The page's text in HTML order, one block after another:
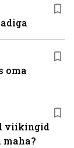
viikingid
maha?
oma